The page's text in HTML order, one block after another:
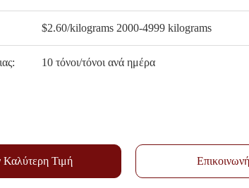
$2.60/kilograms 2000-4999 kilograms
10 τόνοι/τόνοι ανά ημέρα
Καλύτερη Τιμή